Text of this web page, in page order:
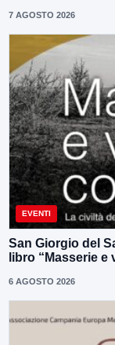
7 AGOSTO 2026
EVENTI
San Giorgio del
libro “Masserie e
6 AGOSTO 2026